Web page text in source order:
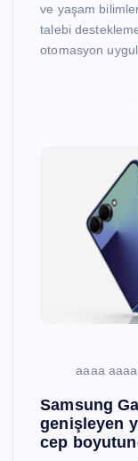
ve yaşam
talebi
otomasyon
aaaa aaaa
Samsung
genişleyen
cep